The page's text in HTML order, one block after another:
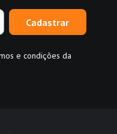
Cadastrar
e condições da